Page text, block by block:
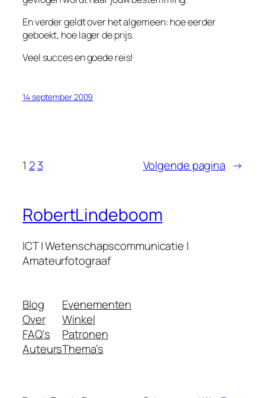
En verder geldt over het algemeen: hoe eerder
geboekt, hoe lager de prijs.
Veel succes en goede reis!
14 september 2009
1 2 3 Volgende pagina →
RobertLindeboom
ICT | Wetenschapscommunicatie |
Amateurfotograaf
Blog
Over
FAQ's
Auteurs
Evenementen
Winkel
Patronen
Thema’s